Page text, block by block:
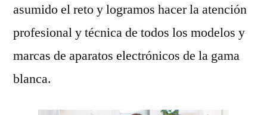
asumido el reto y logramos hacer la atención
profesional y técnica de todos los modelos y
marcas de aparatos electrónicos de la gama
blanca.